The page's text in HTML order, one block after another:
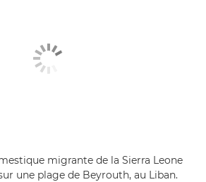
migrante de la Sierra Leone
une plage de Beyrouth, au Liban.